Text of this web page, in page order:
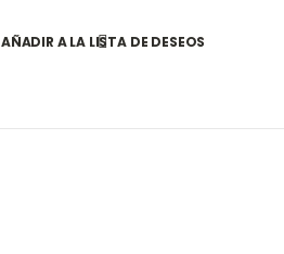
AÑADIR A LA LISTA DE DESEOS